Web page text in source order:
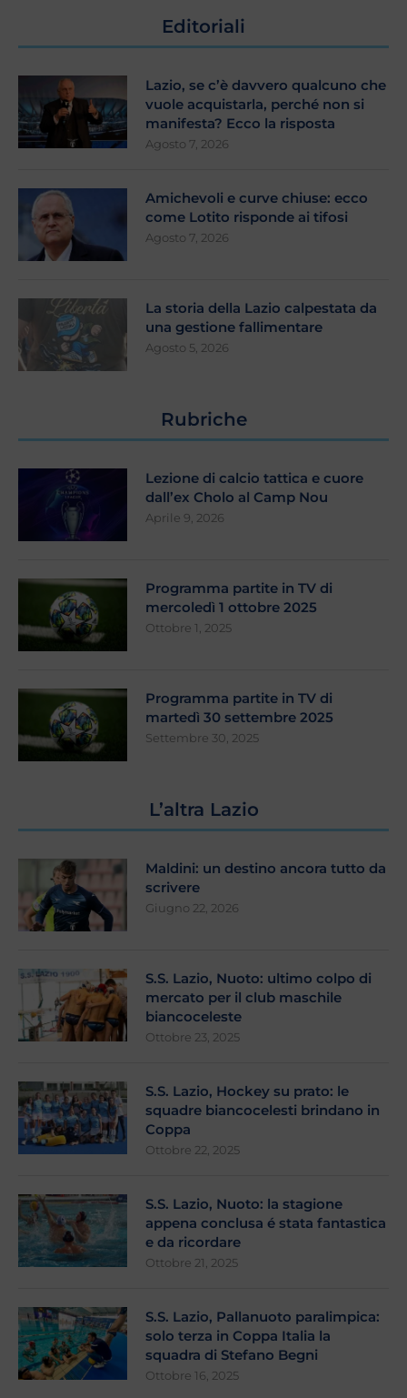
Editoriali
Lazio, se c’è davvero qualcuno che
vuole acquistarla, perché non si
manifesta? Ecco la risposta
Agosto 7, 2026
Amichevoli e curve chiuse: ecco
come Lotito risponde ai tifosi
Agosto 7, 2026
La storia della Lazio calpestata da
una gestione fallimentare
Agosto 5, 2026
Rubriche
Lezione di calcio tattica e cuore
dall’ex Cholo al Camp Nou
Aprile 9, 2026
Programma partite in TV di
mercoledì 1 ottobre 2025
Ottobre 1, 2025
Programma partite in TV di
martedì 30 settembre 2025
Settembre 30, 2025
L’altra Lazio
Maldini: un destino ancora tutto da
scrivere
Giugno 22, 2026
S.S. Lazio, Nuoto: ultimo colpo di
mercato per il club maschile
biancoceleste
Ottobre 23, 2025
S.S. Lazio, Hockey su prato: le
squadre biancocelesti brindano in
Coppa
Ottobre 22, 2025
S.S. Lazio, Nuoto: la stagione
appena conclusa é stata fantastica
e da ricordare
Ottobre 21, 2025
S.S. Lazio, Pallanuoto paralimpica:
solo terza in Coppa Italia la
squadra di Stefano Begni
Ottobre 16, 2025